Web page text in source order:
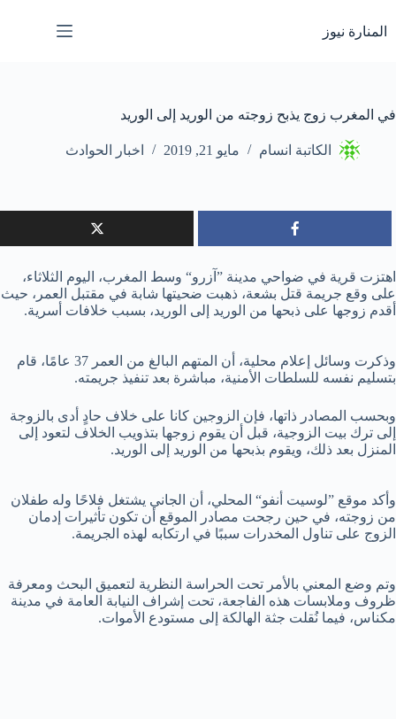
إلى
المحتوى
المنارة نيوز
في المغرب زوج يذبح زوجته من الوريد إلى الوريد
الكاتبة انسام مايو 21, 2019 اخبار الحوادث
اهتزت قرية في ضواحي مدينة ”آزرو“ وسط المغرب، اليوم الثلاثاء،
على وقع جريمة قتل بشعة، ذهبت ضحيتها شابة في مقتبل العمر، حيث
أقدم زوجها على ذبحها من الوريد إلى الوريد، بسبب خلافات أسرية.
وذكرت وسائل إعلام محلية، أن المتهم البالغ من العمر 37 عامًا، قام
بتسليم نفسه للسلطات الأمنية، مباشرة بعد تنفيذ جريمته.
وبحسب المصادر ذاتها، فإن الزوجين كانا على خلاف حادٍ أدى بالزوجة
إلى ترك بيت الزوجية، قبل أن يقوم زوجها بتذويب الخلاف لتعود إلى
المنزل بعد ذلك، ويقوم بذبحها من الوريد إلى الوريد.
وأكد موقع ”لوسيت أنفو“ المحلي، أن الجاني يشتغل فلاحًا وله طفلان
من زوجته، في حين رجحت مصادر الموقع أن تكون تأثيرات إدمان
الزوج على تناول المخدرات سببًا في ارتكابه لهذه الجريمة.
وتم وضع المعني بالأمر تحت الحراسة النظرية لتعميق البحث ومعرفة
ظروف وملابسات هذه الفاجعة، تحت إشراف النيابة العامة في مدينة
مكناس، فيما نُقلت جثة الهالكة إلى مستودع الأموات.